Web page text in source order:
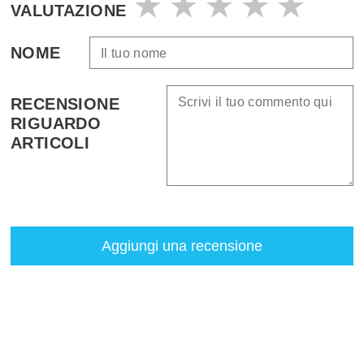
VALUTAZIONE
NOME
RECENSIONE
RIGUARDO
ARTICOLI
Aggiungi una recensione